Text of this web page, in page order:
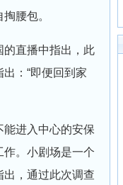
腰包。
直播中指出，此
：“即便回到家
进入中心的安保
。小剧场是一个
，通过此次调查